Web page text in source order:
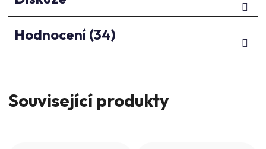
Hodnocení (34)
Související produkty